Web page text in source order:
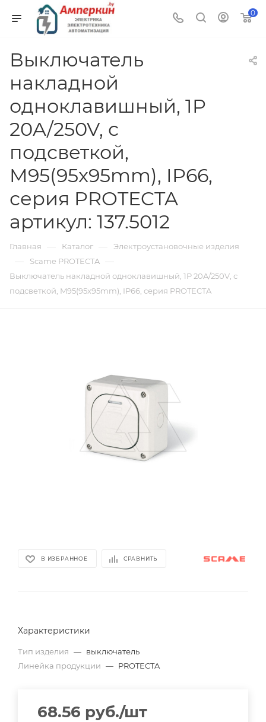
0
Выключатель
накладной
одноклавишный, 1P
20A/250V, с
подсветкой,
M95(95x95mm), IP66,
серия PROTECTA
артикул: 137.5012
Главная — Каталог — Электроустановочные изделия
— Scame PROTECTA —
Выключатель накладной одноклавишный, 1P 20A/250V, с
подсветкой, M95(95x95mm), IP66, серия PROTECTA
В ИЗБРАННОЕ СРАВНИТЬ
Характеристики
Тип изделия — выключатель
Линейка продукции — PROTECTA
68.56 руб./шт